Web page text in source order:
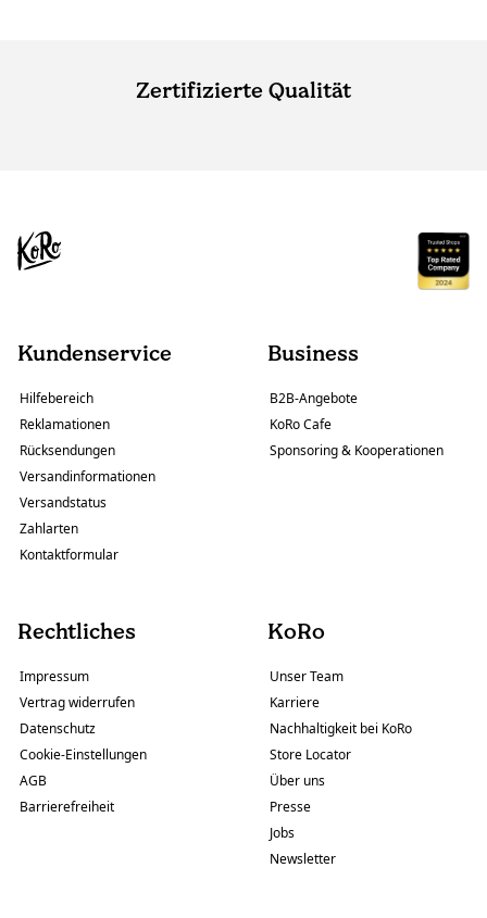
Zertifizierte Qualität
Kundenservice
Hilfebereich
Reklamationen
Rücksendungen
Versandinformationen
Versandstatus
Zahlarten
Kontaktformular
Business
B2B-Angebote
KoRo Cafe
Sponsoring & Kooperationen
Rechtliches
Impressum
Vertrag widerrufen
Datenschutz
Cookie-Einstellungen
AGB
Barrierefreiheit
KoRo
Unser Team
Karriere
Nachhaltigkeit bei KoRo
Store Locator
Über uns
Presse
Jobs
Newsletter